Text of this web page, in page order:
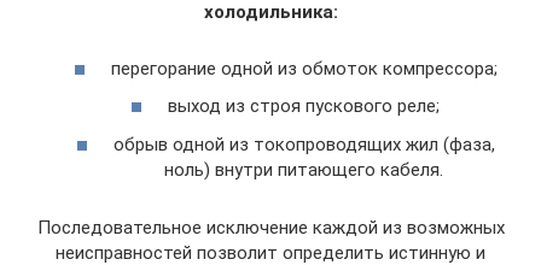
холодильника:
перегорание одной из обмоток компрессора;
выход из строя пускового реле;
обрыв одной из токопроводящих жил (фаза,
ноль) внутри питающего кабеля.
Последовательное исключение каждой из возможных
неисправностей позволит определить истинную и